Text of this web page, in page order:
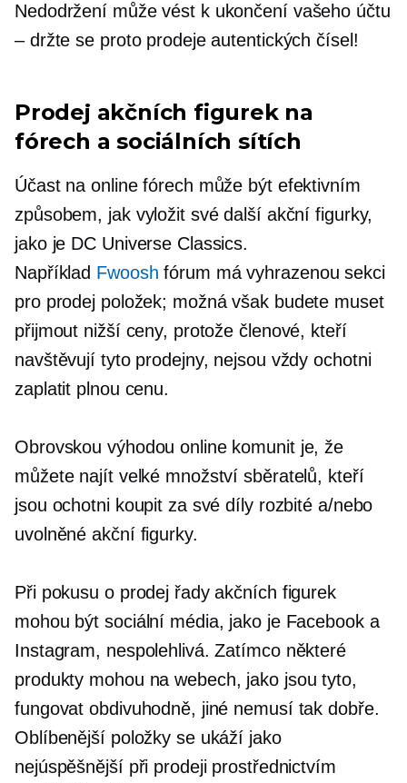
Nedodržení může vést k ukončení vašeho účtu
– držte se proto prodeje autentických čísel!
Prodej akčních figurek na
fórech a sociálních sítích
Účast na online fórech může být efektivním
způsobem, jak vyložit své další akční figurky,
jako je DC Universe Classics.
Například Fwoosh fórum má vyhrazenou sekci
pro prodej položek; možná však budete muset
přijmout nižší ceny, protože členové, kteří
navštěvují tyto prodejny, nejsou vždy ochotni
zaplatit plnou cenu.
Obrovskou výhodou online komunit je, že
můžete najít velké množství sběratelů, kteří
jsou ochotni koupit za své díly rozbité a/nebo
uvolněné akční figurky.
Při pokusu o prodej řady akčních figurek
mohou být sociální média, jako je Facebook a
Instagram, nespolehlivá. Zatímco některé
produkty mohou na webech, jako jsou tyto,
fungovat obdivuhodně, jiné nemusí tak dobře.
Oblíbenější položky se ukáží jako
nejúspěšnější při prodeji prostřednictvím